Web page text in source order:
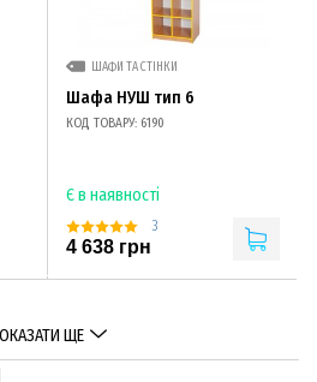
ШАФИ ТА СТІНКИ
Шафа НУШ тип 6
КОД ТОВАРУ: 6190
Є в наявності
3
4 638 грн
ЩЕ